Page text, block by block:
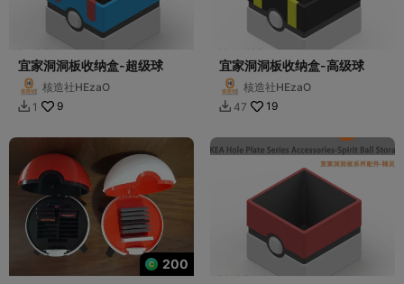
宜家洞洞板收纳盒-超级球
核造社HEzaO
 1 9
宜家洞洞板收纳盒-高级球
核造社HEzaO
 47 19
200